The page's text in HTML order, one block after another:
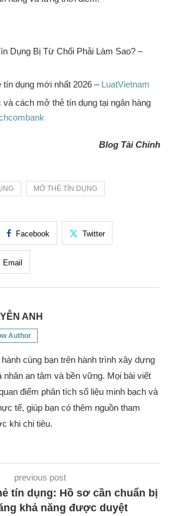
Dụng Bị Từ Chối Phải Làm Sao? –
tín dụng mới nhất 2026 – LuatVietnam
cách mở thẻ tín dụng tại ngân hàng
Blog Tài Chính
MỞ THẺ TÍN DỤNG
Facebook Twitter
Email
ANH
Author
cùng bạn trên hành trình xây dựng
nhân an tâm và bền vững. Mọi bài viết
điểm phân tích số liệu minh bạch và
tế, giúp bạn có thêm nguồn tham
khi chi tiêu.
previous post
tín dụng: Hồ sơ cần chuẩn bị
khả năng được duyệt